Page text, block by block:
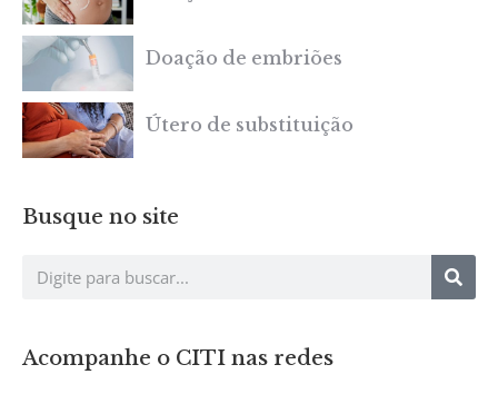
Doação de embriões
Útero de substituição
Busque no site
Acompanhe o CITI nas redes